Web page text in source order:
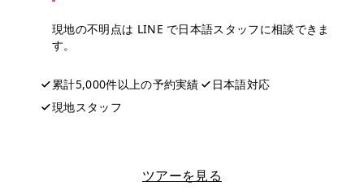
現地の不明点は LINE で日本語スタッフに相談できま
す。
累計5,000件以上の予約実績
日本語対応
現地スタッフ
ツアーを見る